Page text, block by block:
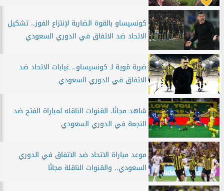
كونسيساو بالقوة الضاربة لإنتزاع الفوز.. تشكيل
الاتحاد ضد الاتفاق في الدوري السعودي
ضربة قوية لـ كونسيساو.. غيابات الاتحاد ضد
الاتفاق في الدوري السعودي
شاهد مجانًا. القنوات الناقله لمباراة الفتح ضد
النجمة في الدوري السعودي
موعد مباراة الاتحاد ضد الاتفاق في الدوري
السعودي.. والقنوات الناقلة مجانًا